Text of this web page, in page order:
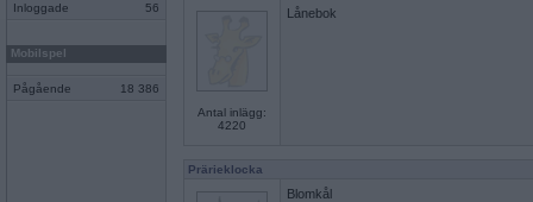
Inloggade 56
Mobilspel
Pågående 18 386
Antal inlägg:
4220
Lånebok
Prärieklocka
Blomkål